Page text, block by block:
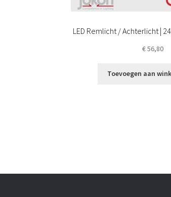
LED Remlicht / Achterlicht |
€56,80
Toevoegen aan